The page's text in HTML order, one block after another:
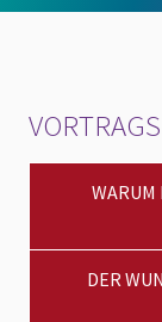
WARUM
DER